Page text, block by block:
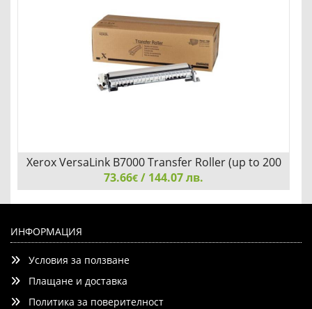
Детайли Сравни
pages)
Xerox VersaLink B7000 Transfer Roller (up to 200
000 pages)
73.66€ / 144.07 лв.
ИНФОРМАЦИЯ
Условия за ползване
Плащане и доставка
Политика за поверителност